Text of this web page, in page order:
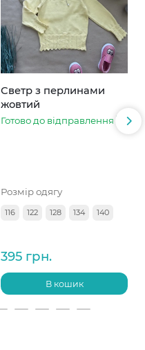
Светр з перлинами
жовтий
Готово до відправлення
Розмір одягу
116 122 128 134 140
395 грн.
В кошик